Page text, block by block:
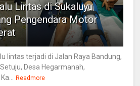
Lintas di Sukaluyu
Pengendara Motor
lintas terjadi di Jalan Raya Bandung,
Desa Hegarmanah,
Readmore